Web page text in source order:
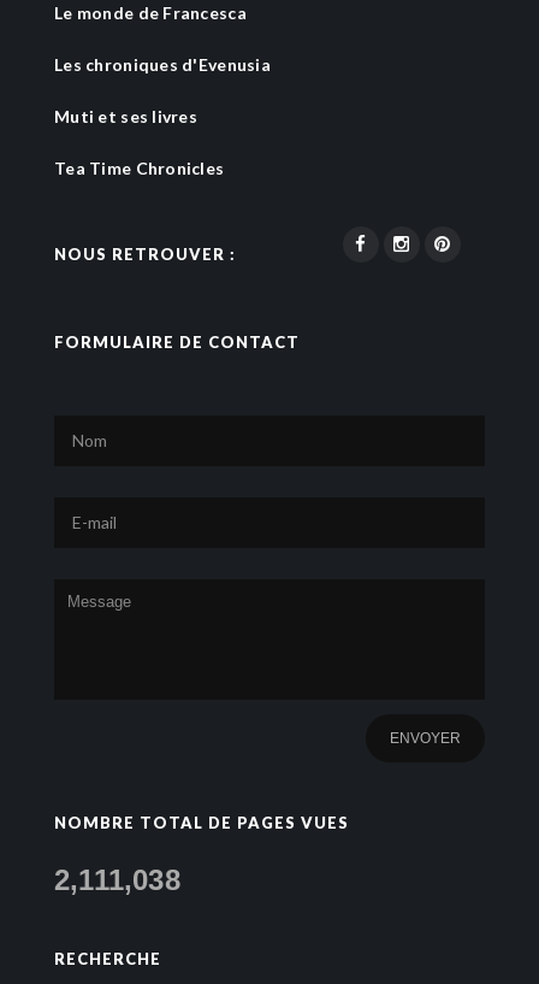
Le monde de Francesca
Les chroniques d'Evenusia
Muti et ses livres
Tea Time Chronicles
NOUS RETROUVER :
FORMULAIRE DE CONTACT
NOMBRE TOTAL DE PAGES VUES
2,111,038
RECHERCHE